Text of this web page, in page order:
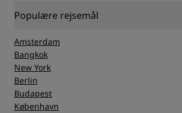
Populære rejsemål
Amsterdam
Bangkok
New York
Berlin
Budapest
København